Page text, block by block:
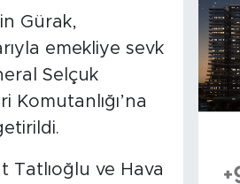
Gürak,
emekliye sevk
Selçuk
Tatlıoğlu ve Hava